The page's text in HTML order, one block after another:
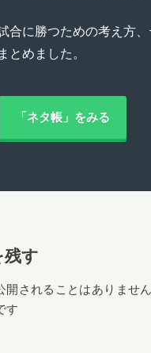
合に勝つための考え方
とめました。
「ネタ帳」をみる
残す
開されることはありません
す